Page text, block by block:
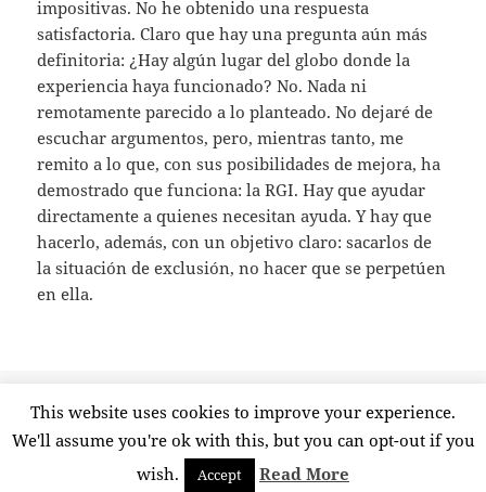
impositivas. No he obtenido una respuesta
satisfactoria. Claro que hay una pregunta aún más
definitoria: ¿Hay algún lugar del globo donde la
experiencia haya funcionado? No. Nada ni
remotamente parecido a lo planteado. No dejaré de
escuchar argumentos, pero, mientras tanto, me
remito a lo que, con sus posibilidades de mejora, ha
demostrado que funciona: la RGI. Hay que ayudar
directamente a quienes necesitan ayuda. Y hay que
hacerlo, además, con un objetivo claro: sacarlos de
la situación de exclusión, no hacer que se perpetúen
en ella.
el
incondicional,rgi,solidaridad 12 comentariosen Me quedo de largo
Funciona gracias a WordPress
This website uses cookies to improve your experience.
We'll assume you're ok with this, but you can opt-out if you
wish.
Accept Read More